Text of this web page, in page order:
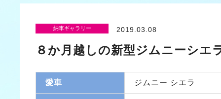
納車ギャラリー 2019.03.08
８か月越しの新型ジムニーシエ
愛車 ジムニー シエラ